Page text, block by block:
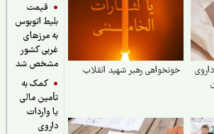
قیمت
بلیط اتوبوس
به مرزهای
غربی کشور
مشخص شد
کمک به
تأمین مالی
یا واردات
داروی
خونخواهی رهبر شهید انقلاب